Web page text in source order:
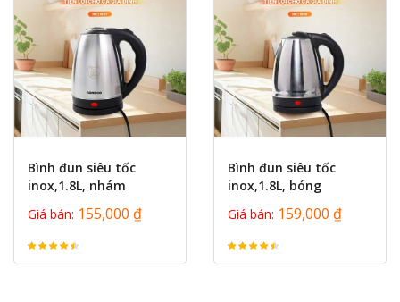
Bình đun siêu tốc
inox,1.8L, nhám
Giá bán: 155,000 ₫
Bình đun siêu tốc
inox,1.8L, bóng
Giá bán: 159,000 ₫
prev next